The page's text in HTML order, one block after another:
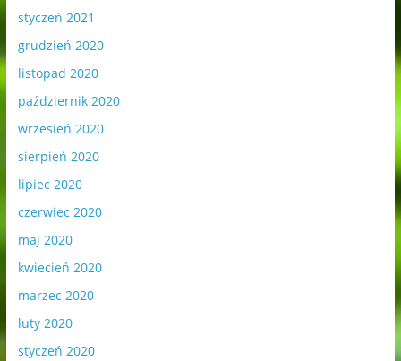
styczeń 2021
grudzień 2020
listopad 2020
październik 2020
wrzesień 2020
sierpień 2020
lipiec 2020
czerwiec 2020
maj 2020
kwiecień 2020
marzec 2020
luty 2020
styczeń 2020